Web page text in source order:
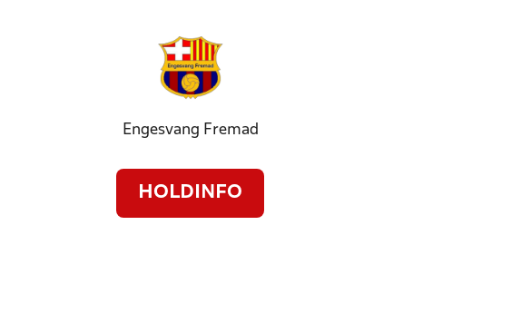
Engesvang Fremad
HOLDINFO